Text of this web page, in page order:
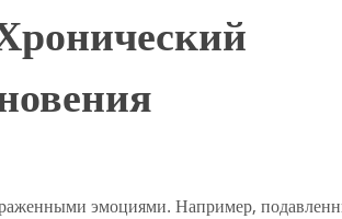
эмоциями. Например,